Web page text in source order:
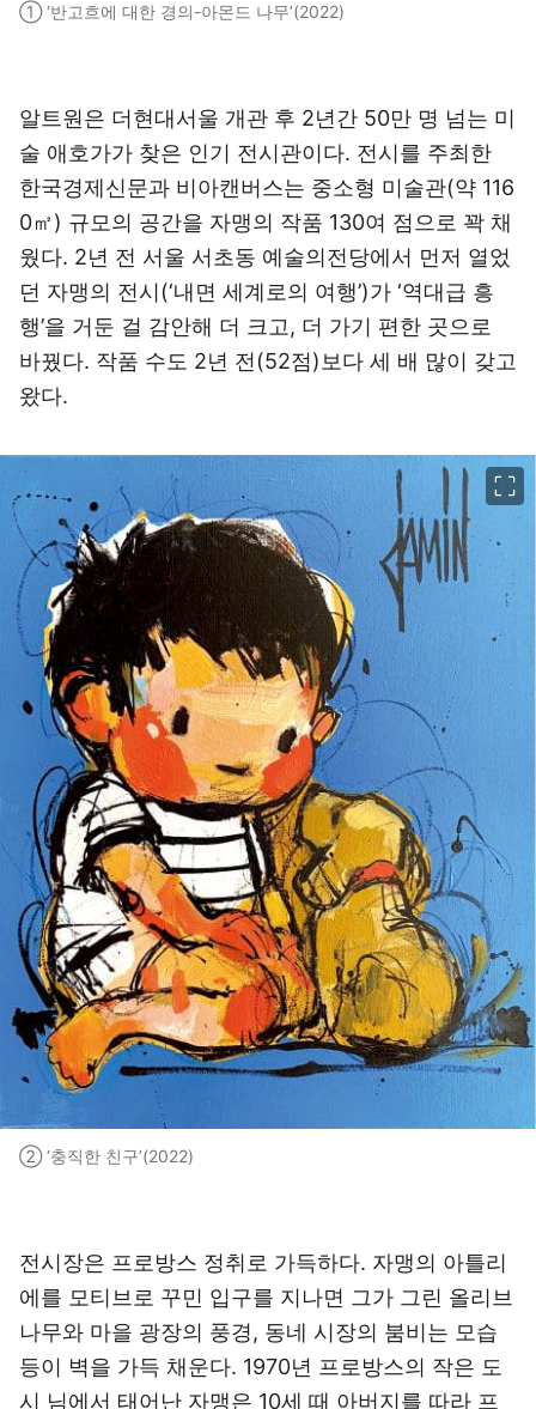
① ‘반고흐에 대한 경의-아몬드 나무’(2022)
알트원은 더현대서울 개관 후 2년간 50만 명 넘는 미
술 애호가가 찾은 인기 전시관이다. 전시를 주최한
한국경제신문과 비아캔버스는 중소형 미술관(약 116
0㎡) 규모의 공간을 자맹의 작품 130여 점으로 꽉 채
웠다. 2년 전 서울 서초동 예술의전당에서 먼저 열었
던 자맹의 전시(‘내면 세계로의 여행’)가 ‘역대급 흥
행’을 거둔 걸 감안해 더 크고, 더 가기 편한 곳으로
바꿨다. 작품 수도 2년 전(52점)보다 세 배 많이 갖고
왔다.
② ‘충직한 친구’(2022)
전시장은 프로방스 정취로 가득하다. 자맹의 아틀리
에를 모티브로 꾸민 입구를 지나면 그가 그린 올리브
나무와 마을 광장의 풍경, 동네 시장의 붐비는 모습
등이 벽을 가득 채운다. 1970년 프로방스의 작은 도
시 님에서 태어난 자맹은 10세 때 아버지를 따라 프